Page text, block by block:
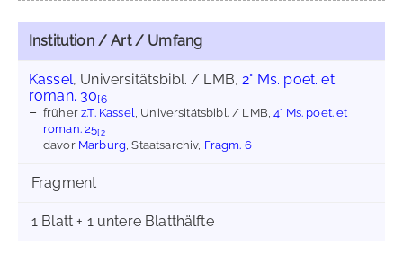
Institution / Art / Umfang
Kassel, Universitätsbibl. / LMB,2° Ms. poet. et
roman. 30[6
früherz.T. Kassel , Universitätsbibl. / LMB,4° Ms. poet. et
roman. 25[2
davor Marburg , Staatsarchiv, Fragm. 6
Fragment
1 Blatt + 1 untere Blatthälfte